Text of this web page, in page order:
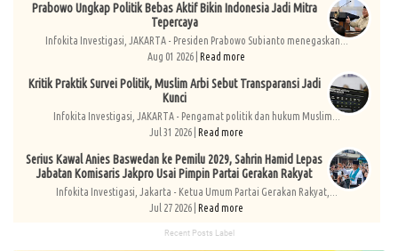
Prabowo Ungkap Politik Bebas Aktif Bikin Indonesia Jadi Mitra
Tepercaya
Infokita Investigasi, JAKARTA - Presiden Prabowo Subianto menegaskan...
Aug 01 2026 | Read more
Kritik Praktik Survei Politik, Muslim Arbi Sebut Transparansi Jadi
Kunci
Infokita Investigasi, JAKARTA - Pengamat politik dan hukum Muslim...
Jul 31 2026 | Read more
Serius Kawal Anies Baswedan ke Pemilu 2029, Sahrin Hamid Lepas
Jabatan Komisaris Jakpro Usai Pimpin Partai Gerakan Rakyat
Infokita Investigasi, Jakarta - Ketua Umum Partai Gerakan Rakyat,...
Jul 27 2026 | Read more
Recent Posts Label